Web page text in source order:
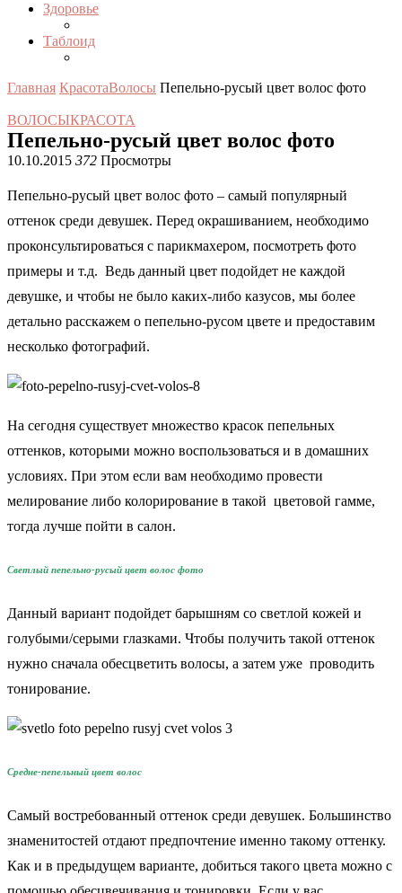
Здоровье
Таблоид
Главная КрасотаВолосы Пепельно-русый цвет волос фото
ВОЛОСЫКРАСОТА
Пепельно-русый цвет волос фото
10.10.2015 372 Просмотры
Пепельно-русый цвет волос фото – самый популярный
оттенок среди девушек. Перед окрашиванием, необходимо
проконсультироваться с парикмахером, посмотреть фото
примеры и т.д. Ведь данный цвет подойдет не каждой
девушке, и чтобы не было каких-либо казусов, мы более
детально расскажем о пепельно-русом цвете и предоставим
несколько фотографий.
На сегодня существует множество красок пепельных
оттенков, которыми можно воспользоваться и в домашних
условиях. При этом если вам необходимо провести
мелирование либо колорирование в такой цветовой гамме,
тогда лучше пойти в салон.
Светлый пепельно-русый цвет волос фото
Данный вариант подойдет барышням со светлой кожей и
голубыми/серыми глазками. Чтобы получить такой оттенок
нужно сначала обесцветить волосы, а затем уже проводить
тонирование.
Средне-пепельный цвет волос
Самый востребованный оттенок среди девушек. Большинство
знаменитостей отдают предпочтение именно такому оттенку.
Как и в предыдущем варианте, добиться такого цвета можно с